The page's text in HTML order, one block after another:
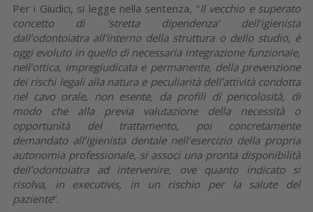
Per i Giudici, si legge nella sentenza, “Il vecchio e superato
concetto di ‘stretta dipendenza’ dell’igienista
dall’odontoiatra all’interno della struttura o dello studio, è
oggi evoluto in quello di necessaria integrazione funzionale,
nell’ottica, impregiudicata e permanente, della prevenzione
dei rischi legali alla natura e peculiarità dell’attività condotta
nel cavo orale, non esente, da profili di pericolosità, di
modo che alla previa valutazione della necessità o
opportunità del trattamento, poi concretamente
demandato all’igienista dentale nell’esercizio della propria
autonomia professionale, si associ una pronta disponibilità
dell’odontoiatra ad intervenire, ove quanto indicato si
risolva, in executivis, in un rischio per la salute del
paziente”.